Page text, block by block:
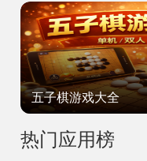
五子棋游戏大全
热门应用榜